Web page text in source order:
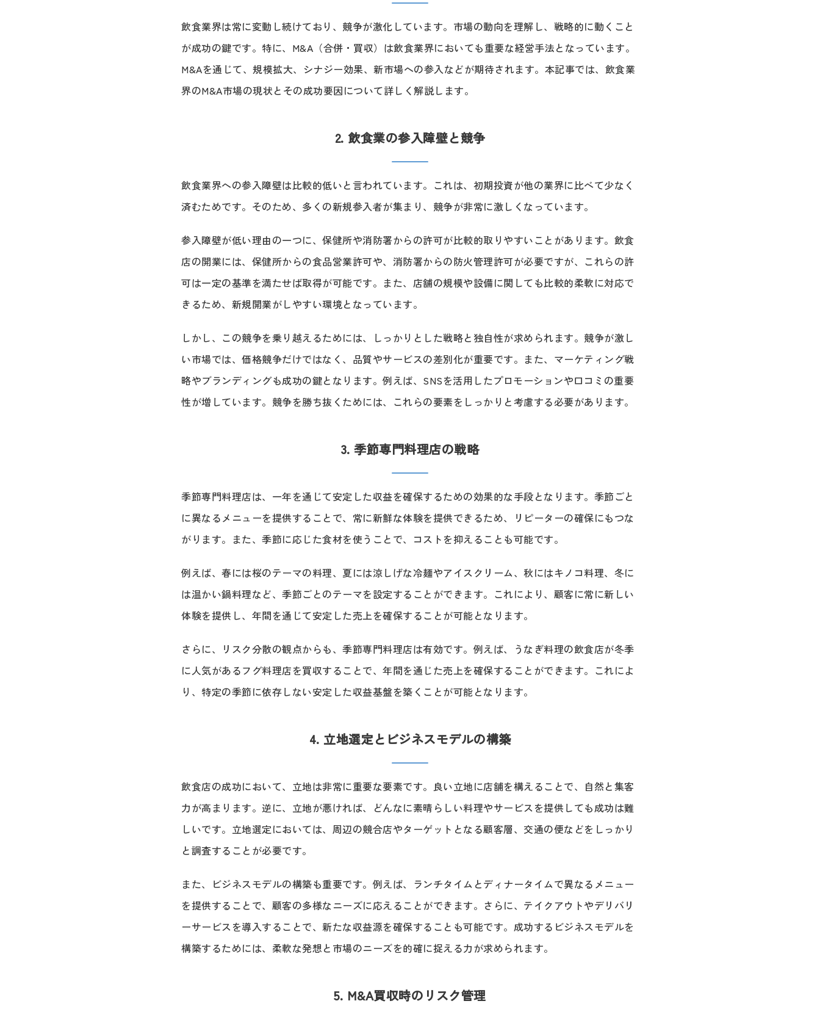
飲食業界は常に変動し続けており、競争が激化しています。市場の動向を理解し、戦略的に動くこと
が成功の鍵です。特に、M&A（合併・買収）は飲食業界においても重要な経営手法となっています。
M&Aを通じて、規模拡大、シナジー効果、新市場への参入などが期待されます。本記事では、飲食業
界のM&A市場の現状とその成功要因について詳しく解説します。
2. 飲食業の参入障壁と競争
飲食業界への参入障壁は比較的低いと言われています。これは、初期投資が他の業界に比べて少なく
済むためです。そのため、多くの新規参入者が集まり、競争が非常に激しくなっています。
参入障壁が低い理由の一つに、保健所や消防署からの許可が比較的取りやすいことがあります。飲食
店の開業には、保健所からの食品営業許可や、消防署からの防火管理許可が必要ですが、これらの許
可は一定の基準を満たせば取得が可能です。また、店舗の規模や設備に関しても比較的柔軟に対応で
きるため、新規開業がしやすい環境となっています。
しかし、この競争を乗り越えるためには、しっかりとした戦略と独自性が求められます。競争が激し
い市場では、価格競争だけではなく、品質やサービスの差別化が重要です。また、マーケティング戦
略やブランディングも成功の鍵となります。例えば、SNSを活用したプロモーションや口コミの重要
性が増しています。競争を勝ち抜くためには、これらの要素をしっかりと考慮する必要があります。
3. 季節専門料理店の戦略
季節専門料理店は、一年を通じて安定した収益を確保するための効果的な手段となります。季節ごと
に異なるメニューを提供することで、常に新鮮な体験を提供できるため、リピーターの確保にもつな
がります。また、季節に応じた食材を使うことで、コストを抑えることも可能です。
例えば、春には桜のテーマの料理、夏には涼しげな冷麺やアイスクリーム、秋にはキノコ料理、冬に
は温かい鍋料理など、季節ごとのテーマを設定することができます。これにより、顧客に常に新しい
体験を提供し、年間を通じて安定した売上を確保することが可能となります。
さらに、リスク分散の観点からも、季節専門料理店は有効です。例えば、うなぎ料理の飲食店が冬季
に人気があるフグ料理店を買収することで、年間を通じた売上を確保することができます。これによ
り、特定の季節に依存しない安定した収益基盤を築くことが可能となります。
4. 立地選定とビジネスモデルの構築
飲食店の成功において、立地は非常に重要な要素です。良い立地に店舗を構えることで、自然と集客
力が高まります。逆に、立地が悪ければ、どんなに素晴らしい料理やサービスを提供しても成功は難
しいです。立地選定においては、周辺の競合店やターゲットとなる顧客層、交通の便などをしっかり
と調査することが必要です。
また、ビジネスモデルの構築も重要です。例えば、ランチタイムとディナータイムで異なるメニュー
を提供することで、顧客の多様なニーズに応えることができます。さらに、テイクアウトやデリバリ
ーサービスを導入することで、新たな収益源を確保することも可能です。成功するビジネスモデルを
構築するためには、柔軟な発想と市場のニーズを的確に捉える力が求められます。
5. M&A買収時のリスク管理